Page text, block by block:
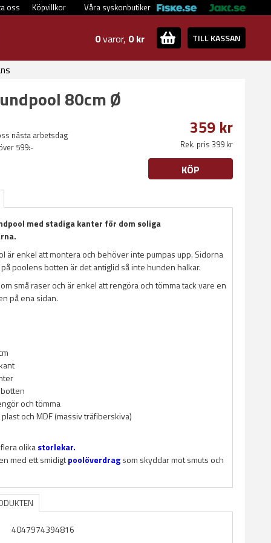
Våra syskonbutiker
Köpvillkor
oss
0varor, 0 kr TILL KASSAN
80cm Ø
nästa arbetsdag
599:-
359 kr
Rek. pris 399 kr
KÖP
med stadiga kanter för dom soliga
är enkel att montera och behöver inte pumpas upp. Sidorna
poolens botten är det antiglid så inte hunden halkar.
små raser och är enkel att rengöra och tömma tack vare en
på ena sidan.
och tömma
och MDF (massiv träfiberskiva)
olikastorlekar.
med ett smidigtpoolöverdragsom skyddar mot smuts och
4047974394816